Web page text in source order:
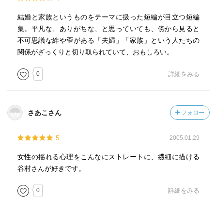
結婚と家族というものをテーマに扱った短編が目立つ短編
集。平凡な、ありがちな、と思っていても、傍から見ると
不可思議な絆や歪がある「夫婦」「家族」という人たちの
関係がざっくりと切り取られていて、おもしろい。
0 詳細をみる
さあこさん フォロー
5 2005.01.29
女性の揺れる心理をこんなにストレートに、繊細に描ける
谷村さんが好きです。
0 詳細をみる